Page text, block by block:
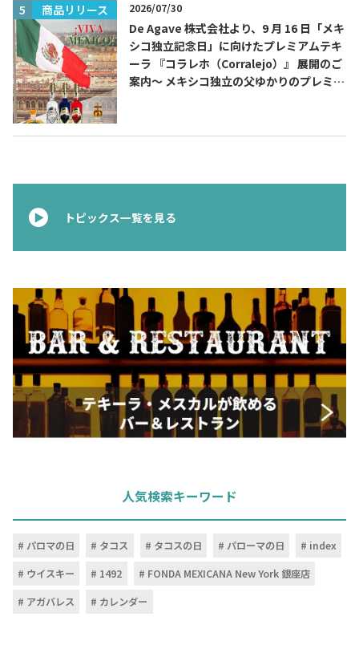
商品リリース 2026/07/30
De Agave 株式会社より、9 月 16 日「メキ
シコ独立記念日」に向けたプレミアムテキ
ーラ 『コラレホ（Corralejo）』 展開のご
案内〜 メキシコ独立の父ゆかりのプレミア
トピックス一覧を見る
人気検索キーワード
パロマの日 タコス タコスの日 パローマの日
index
ウイスキー
1492
FONDA MEXICANA New York 銀座店
アガバレス
カレンダー